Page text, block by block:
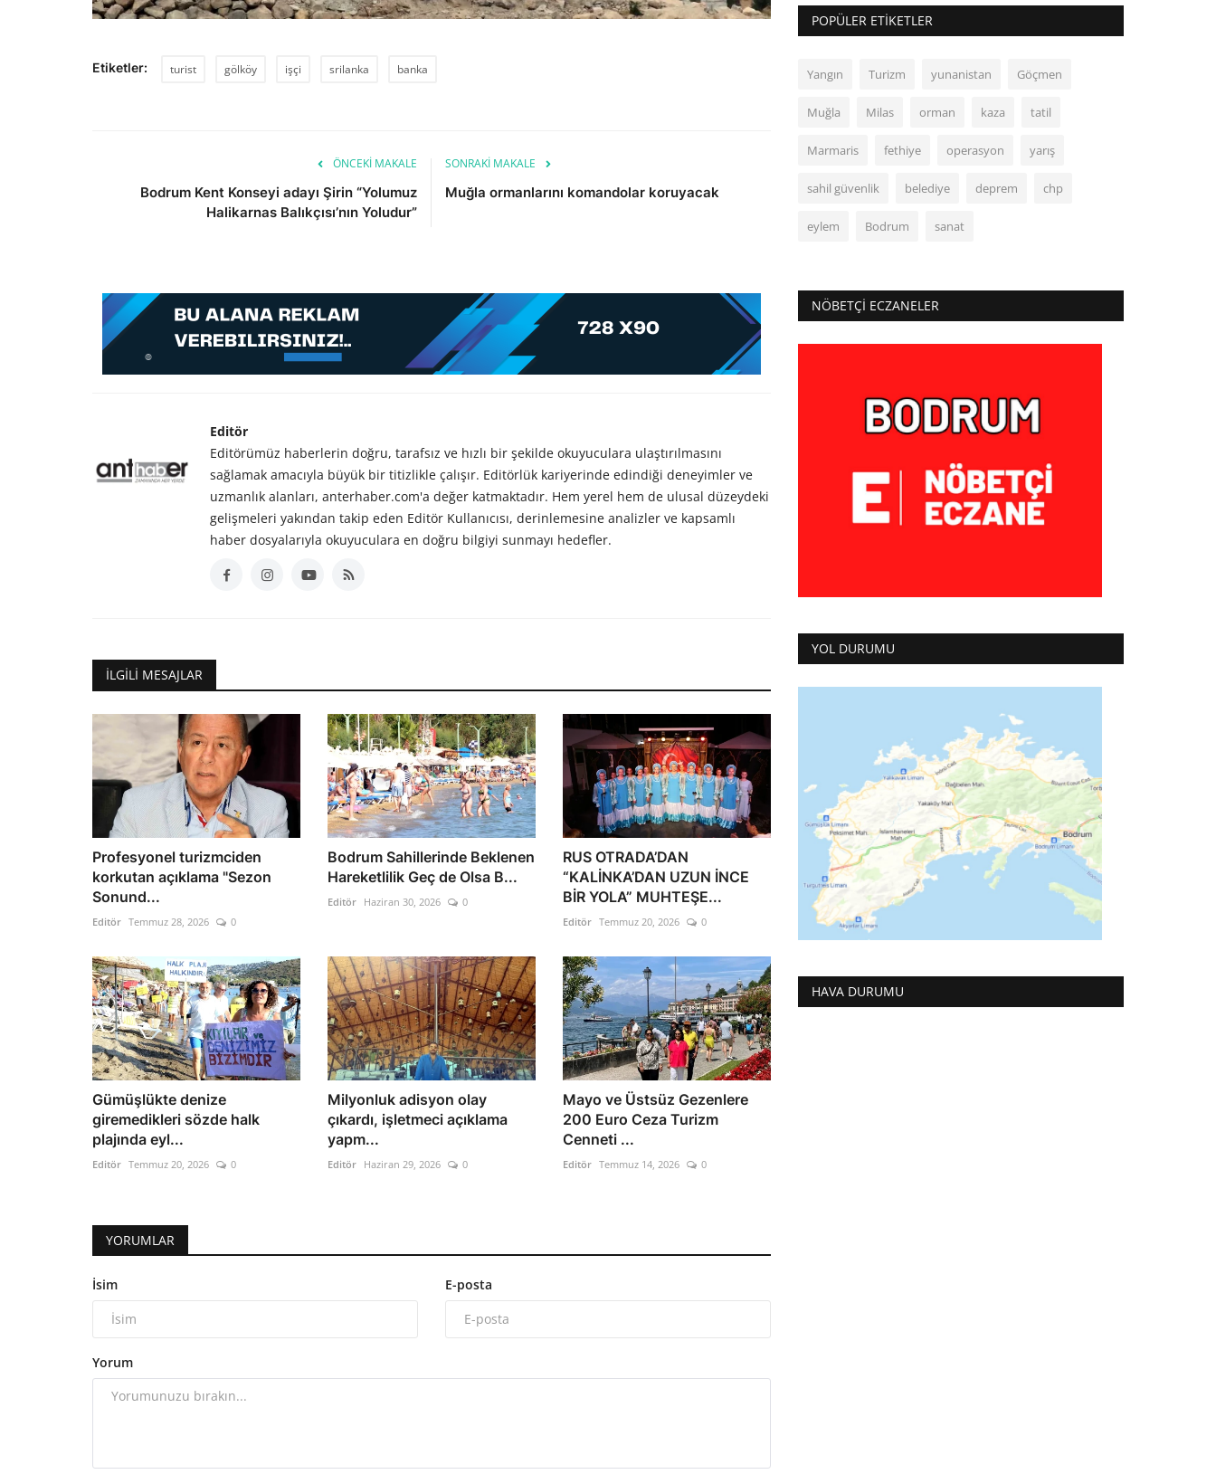
Etiketler: turist gölköy işçi srilanka banka
ÖNCEKI MAKALE
Bodrum Kent Konseyi adayı Şirin “Yolumuz
Halikarnas Balıkçısı’nın Yoludur”
SONRAKI MAKALE
Muğla ormanlarını komandolar koruyacak
Editör
Editörümüz haberlerin doğru, tarafsız ve hızlı bir şekilde okuyuculara ulaştırılmasını
sağlamak amacıyla büyük bir titizlikle çalışır. Editörlük kariyerinde edindiği deneyimler ve
uzmanlık alanları, anterhaber.com'a değer katmaktadır. Hem yerel hem de ulusal düzeydeki
gelişmeleri yakından takip eden Editör Kullanıcısı, derinlemesine analizler ve kapsamlı
haber dosyalarıyla okuyuculara en doğru bilgiyi sunmayı hedefler.
İLGILI MESAJLAR
Profesyonel turizmciden
korkutan açıklama "Sezon
Sonund...
Editör Temmuz 28, 2026 0
Bodrum Sahillerinde Beklenen
Hareketlilik Geç de Olsa B...
Editör Haziran 30, 2026 0
RUS OTRADA’DAN
“KALİNKA’DAN UZUN İNCE
BİR YOLA” MUHTEŞE...
Editör Temmuz 20, 2026 0
Gümüşlükte denize
giremedikleri sözde halk
plajında eyl...
Editör Temmuz 20, 2026 0
Milyonluk adisyon olay
çıkardı, işletmeci açıklama
yapm...
Editör Haziran 29, 2026 0
Mayo ve Üstsüz Gezenlere
200 Euro Ceza Turizm
Cenneti ...
Editör Temmuz 14, 2026 0
YORUMLAR
İsim E-posta
Yorum
POPÜLER ETIKETLER
Yangın Turizm yunanistan Göçmen
Muğla Milas orman kaza tatil
Marmaris fethiye operasyon yarış
sahil güvenlik belediye deprem chp
eylem Bodrum sanat
NÖBETÇI ECZANELER
YOL DURUMU
HAVA DURUMU